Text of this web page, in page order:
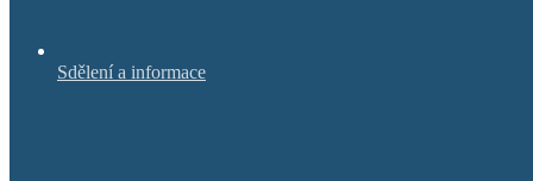
Sdělení a informace